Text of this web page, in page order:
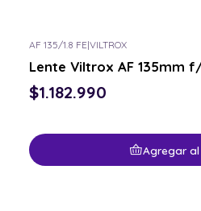
AF 135/1.8 FE|VILTROX
Lente Viltrox AF 135mm f/
$1.182.990
Agregar